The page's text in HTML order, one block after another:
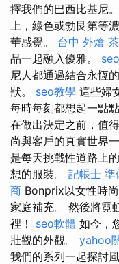
擇我們的巴西比基尼。
上，綠色或勃艮第等
華感覺。 台中 外燴
品一起融入優雅。
尼人都通過結合永恆
狀。 seo教學 這些婦
每時每刻都想起一點
在做出決定之前，值
尚與客戶的真實世界
是每天挑戰性道路上
想的服裝。 記帳士 準
商 Bonprix以女性時
家庭補充。 然後將霓
裡！ seo軟體 如今，
壯觀的外觀。 yahoo
我們的系列一起探討